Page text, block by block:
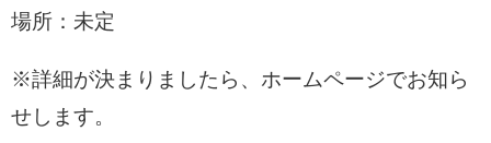
場所：未定
※詳細が決まりましたら、ホームページでお知ら
せします。